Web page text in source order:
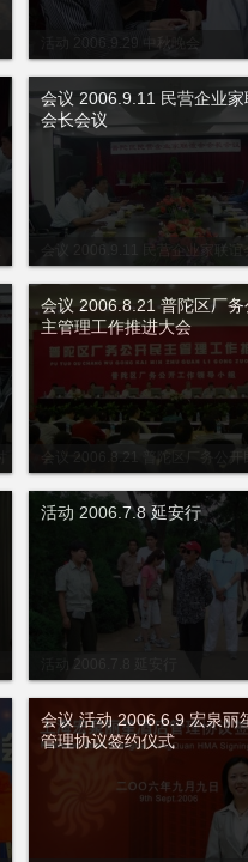
活动 2006.9.29 中秋晚会
会议 2006.9.11 民营企业家联
会议 2006.9.11 民营企业家
会长会议
会议 2006.8.21 普陀区厂务公
会议 2006.8.21 普陀区厂务
主管理工作推进大会
活动 2006.7.8 延安行
会议 活动 2006.6.9 宏泉丽
管理协议签约仪式